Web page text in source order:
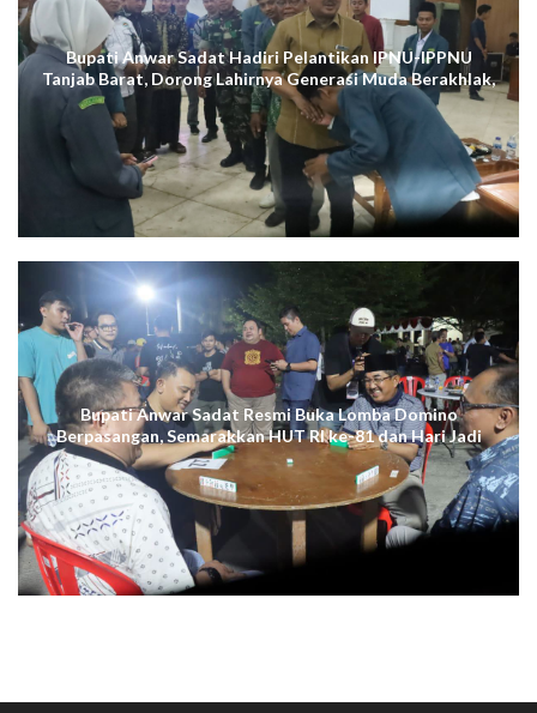
Bupati Anwar Sadat Hadiri Pelantikan IPNU-IPPNU
Tanjab Barat, Dorong Lahirnya Generasi Muda Berakhlak,
Cerdas Digital, dan Berdaya Saing
Bupati Anwar Sadat Resmi Buka Lomba Domino
Berpasangan, Semarakkan HUT RI ke-81 dan Hari Jadi
ke-61 Tanjab Barat